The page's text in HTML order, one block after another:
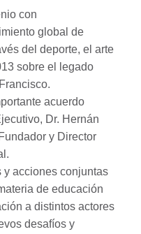
con
global de
del deporte, el arte
sobre el legado
acuerdo
Dr. Hernán
y Director
y acciones conjuntas
de educación
a distintos actores
desafíos y